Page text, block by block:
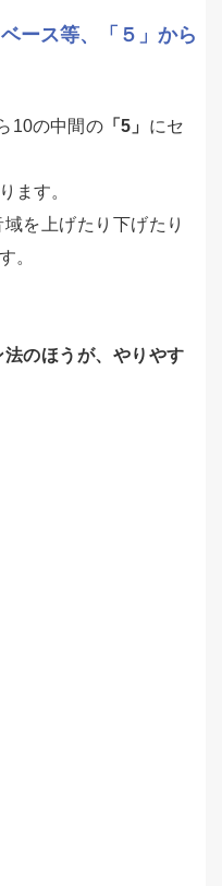
ース等、「５」から
10の中間の「5」 にセ
ます。
を上げたり下げたり
。
のほうが、やりやす